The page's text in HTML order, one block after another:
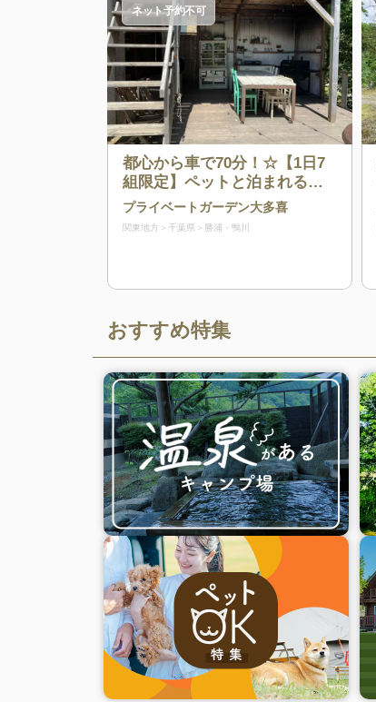
ネット予約不可
都心から車で70分！☆【1日7
組限定】ペットと泊まれるグ
ランピング！森の中の開放的
なプール、本格BBQコンロ、
喫できます
プライベートガーデン大多喜
関東地方 千葉県 勝浦・鴨川
おすすめ特集